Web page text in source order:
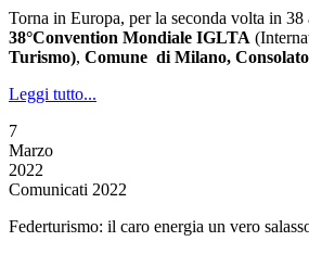
Torna in Europa, per la seconda volta in
38°Convention Mondiale IGLTA
Turismo), Comune di Milano,
Leggi tutto...
7
Marzo
2022
Comunicati 2022
Federturismo: il caro energia un vero